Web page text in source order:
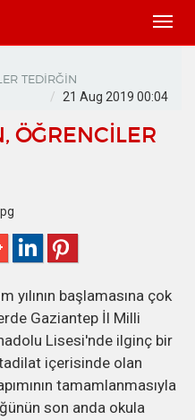
TEDİRĞİN
21 Aug 2019 00:04
ÖĞRENCİLER
başlamasına çok
Gaziantep İl Milli
Lisesi'nde ilginç bir
içerisinde olan
tamamlanmasıyla
son anda okula